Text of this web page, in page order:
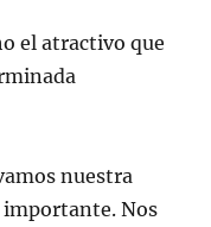
el atractivo que
nuestra
importante. Nos